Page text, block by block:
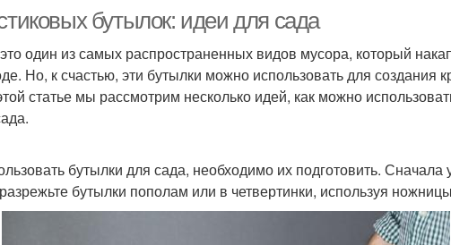
бутылок: идеи для сада
один из самых распространенных видов мусора, который
Но, к счастью, эти бутылки можно использовать для создания
статье мы рассмотрим несколько идей, как можно
бутылки для сада, необходимо их подготовить. Сначала
бутылки пополам или в четвертинки, используя